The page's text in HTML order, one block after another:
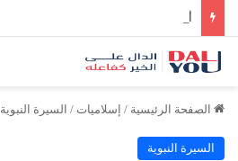
أفضل النصائح لإدارة الوقت بفعالية
الصفحة الرئيسية / إسلاميات / السيرة النبوية
السيرة النبوية